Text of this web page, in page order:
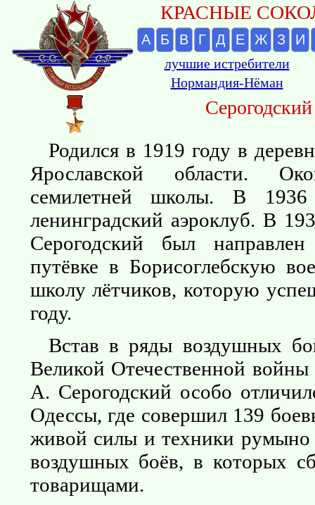
КРАСНЫЕ
А Б В Г Д Е Ж З И
лучшие истребители
Нормандия-Нёман
Родился в 1919 году в
Ярославской области.
семилетней школы. В
ленинградский аэроклуб. В
Серогодский был
путёвке в Борисоглебскую
школу лётчиков, которую
году.
Встав в ряды воздушных
Великой Отечественной
А. Серогодский особо
Одессы, где совершил 139
живой силы и техники румыно
воздушных боёв, в которых
товарищами.